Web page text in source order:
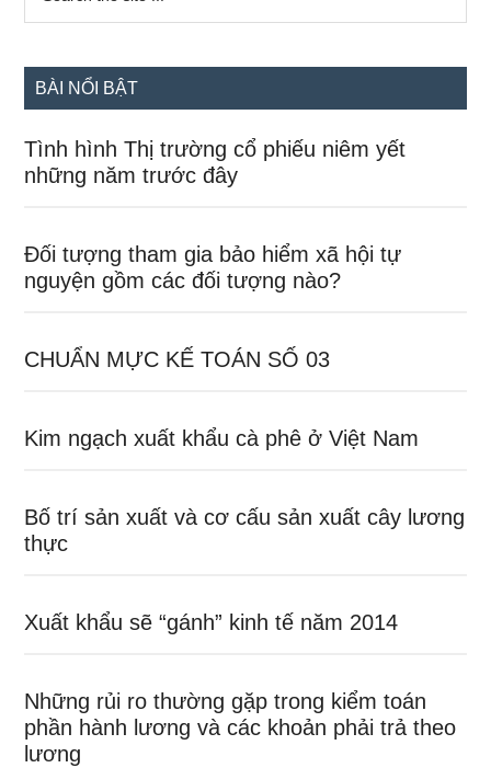
chính
...
BÀI NỔI BẬT
Tình hình Thị trường cổ phiếu niêm yết
những năm trước đây
Đối tượng tham gia bảo hiểm xã hội tự
nguyện gồm các đối tượng nào?
CHUẨN MỰC KẾ TOÁN SỐ 03
Kim ngạch xuất khẩu cà phê ở Việt Nam
Bố trí sản xuất và cơ cấu sản xuất cây lương
thực
Xuất khẩu sẽ “gánh” kinh tế năm 2014
Những rủi ro thường gặp trong kiểm toán
phần hành lương và các khoản phải trả theo
lương